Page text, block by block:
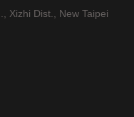
Xizhi Dist., New Taipei